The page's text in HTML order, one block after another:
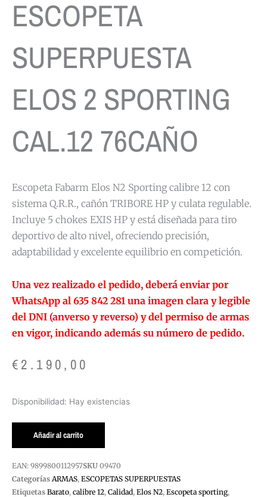
ESCOPETA
SUPERPUESTA
ELOS 2 SPORTING
CAL.12 76CAÑO
Escopeta Fabarm Elos N2 Sporting calibre 12 con
sistema Q.R.R., cañón TRIBORE HP y culata regulable.
Incluye 5 chokes EXIS HP y está diseñada para tiro
deportivo de alto nivel, ofreciendo precisión,
adaptabilidad y excelente equilibrio en competición.
Una vez realizado el pedido, deberá enviar por
WhatsApp al 635 842 281 una imagen clara y legible
del DNI (anverso y reverso) y del permiso de armas
en vigor, indicando además su número de pedido.
€2.190,00
Disponibilidad: Hay existencias
ESCOPETA
CAL.12
76CAÑO
cantidad
Añadir al carrito
EAN: 9899800112957SKU 09470
Categorías ARMAS, ESCOPETAS SUPERPUESTAS
Etiquetas Barato, calibre 12, Calidad, Elos N2, Escopeta sporting,